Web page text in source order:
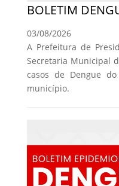
BOLETIM
03/08/2026
A Prefeitura de
Secretaria Municipal
casos de Dengue
município.